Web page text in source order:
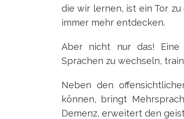
die wir lernen, ist ein Tor
immer mehr entdecken.
Aber nicht nur das! Eine
Sprachen zu wechseln,
Neben den
können, bringt
Demenz, erweitert den